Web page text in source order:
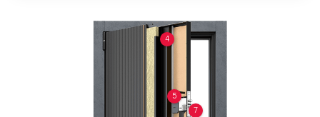
4
5
7